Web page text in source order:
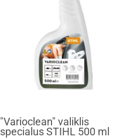
"Varioclean" valiklis
specialus STIHL 500 ml